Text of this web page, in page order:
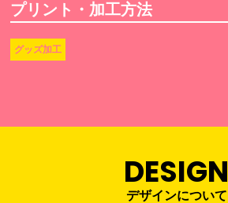
プリント・加工方法
グッズ加工
DESIGN
デザインについて